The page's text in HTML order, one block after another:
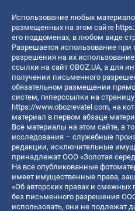
Использование любых
размещенных на этом сайте
его поддоменах, в любом виде
Разрешается использование
разрешения на их
ссылки на сайт OBOZ.UA, а для
получении письменного
обязательном размещении
систем, гиперссылки на
https://www.obozrevatel.com, на
материал в первом абзаце
Все материалы на этом сайте, в
исследования – служебные
редакции, исключительные
принадлежат ООО «Золотая
На все опубликованные
имеет имущественные права,
«Об авторских правах и смежных
без письменного разрешения
использовать, они не подлежат